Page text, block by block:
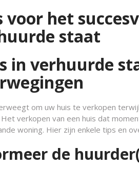
voor het
staat
in verhuurde
om uw huis te verkopen
verkopen van een huis dat
woning. Hier zijn enkele tips en
de